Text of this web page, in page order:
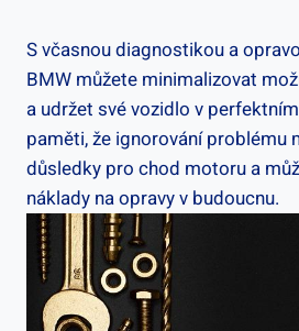
S včasnou diagnostikou a
‍BMW můžete ​minimalizovat
a udržet své vozidlo⁢ v
paměti, ‍že​ ignorování problému
důsledky⁣ pro‌ chod‍ motoru a
náklady na opravy‌ v budoucnu.